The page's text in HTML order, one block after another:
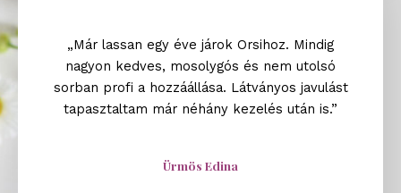
o
u
t
o
„Már lassan egy éve járok Orsihoz. Mindig
nagyon kedves, mosolygós és nem utolsó
sorban profi a hozzáállása. Látványos javulást
tapasztaltam már néhány kezelés után is.”
Ürmös Edina